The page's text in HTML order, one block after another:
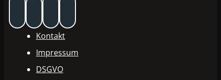
Kontakt
Impressum
DSGVO